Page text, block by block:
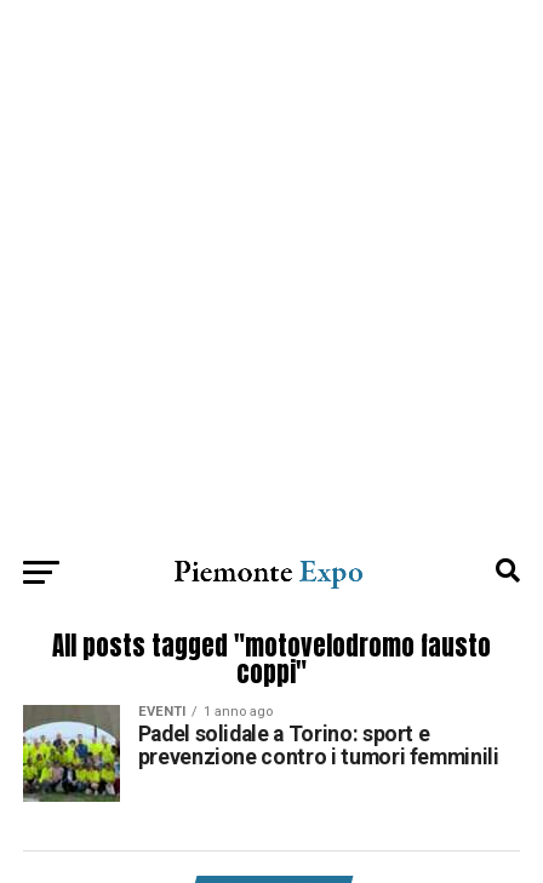
All posts tagged "motovelodromo fausto
coppi"
EVENTI 1 anno ago
Padel solidale a Torino: sport e
prevenzione contro i tumori femminili